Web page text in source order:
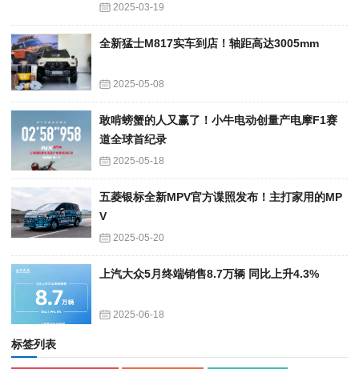
2025-03-19
全新猛士M817实车到店！轴距高达3005mm
2025-05-08
敢啃螃蟹的人又赢了！小牛电动创量产电摩F1赛
道全球首纪录
2025-05-18
五菱银标全新MPV官方谍照发布！主打家用的MP
V
2025-05-20
上汽大众5月终端销售8.7万辆 同比上升4.3%
2025-06-18
标签列表